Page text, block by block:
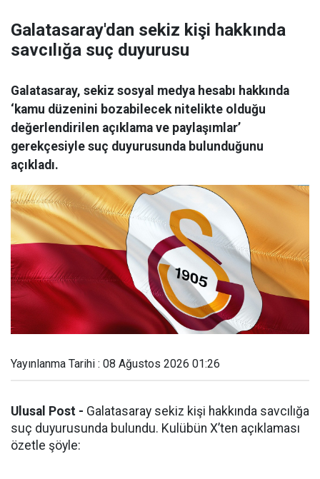
Galatasaray'dan sekiz kişi hakkında
savcılığa suç duyurusu
Galatasaray, sekiz sosyal medya hesabı hakkında
‘kamu düzenini bozabilecek nitelikte olduğu
değerlendirilen açıklama ve paylaşımlar’
gerekçesiyle suç duyurusunda bulunduğunu
açıkladı.
Yayınlanma Tarihi : 08 Ağustos 2026 01:26
Ulusal Post - Galatasaray sekiz kişi hakkında savcılığa
suç duyurusunda bulundu. Kulübün X’ten açıklaması
özetle şöyle: